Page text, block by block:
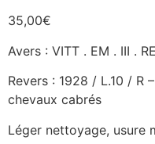
35,00€
Avers : VITT . EM . III .
Revers : 1928 / L.10 / R
chevaux cabrés
Léger nettoyage, usure